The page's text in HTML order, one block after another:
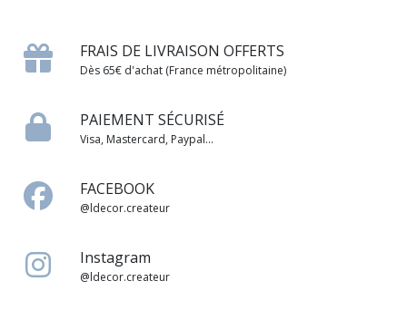
FRAIS DE LIVRAISON OFFERTS
Dès 65€ d'achat (France métropolitaine)
PAIEMENT SÉCURISÉ
Visa, Mastercard, Paypal...
FACEBOOK
@ldecor.createur
Instagram
@ldecor.createur